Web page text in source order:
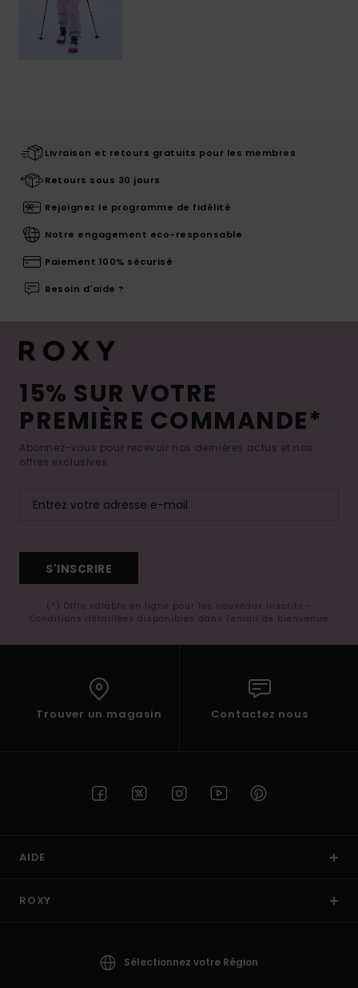
Livraison et retours gratuits pour les membres
Retours sous 30 jours
Rejoignez le programme de fidélité
Notre engagement eco-responsable
Paiement 100% sécurisé
Besoin d'aide ?
15% SUR VOTRE
PREMIÈRE COMMANDE*
Abonnez-vous pour recevoir nos dernières actus et nos
offres exclusives.
S'INSCRIRE
(*) Offre valable en ligne pour les nouveaux inscrits -
Conditions détaillées disponibles dans l'email de bienvenue
Trouver un magasin Contactez nous
AIDE
ROXY
Sélectionnez votre Région